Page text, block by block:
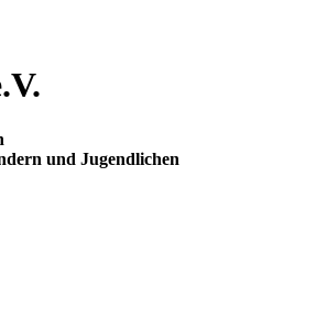
und Jugendlichen